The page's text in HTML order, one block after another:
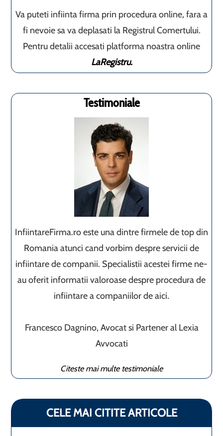
Va puteti infiinta firma prin procedura online, fara a
fi nevoie sa va deplasati la Registrul Comertului.
Pentru detalii accesati platforma noastra online
LaRegistru.
Testimoniale
InfiintareFirma.ro este una dintre firmele de top din
Romania atunci cand vorbim despre servicii de
infiintare de companii. Specialistii acestei firme ne-
au oferit informatii valoroase despre procedura de
infiintare a companiilor de aici.
Francesco Dagnino, Avocat si Partener al Lexia
Avvocati
Citeste mai multe testimoniale
CELE MAI CITITE ARTICOLE